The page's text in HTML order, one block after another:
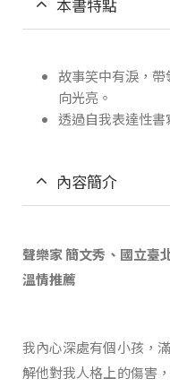
本書特點
故事笑中有淚，
向光亮。
透過自我表達性書
內容簡介
聲樂家 簡文秀、國立臺
溫情推薦
我內心深處有個小孩，
解他對我人格上的傷害